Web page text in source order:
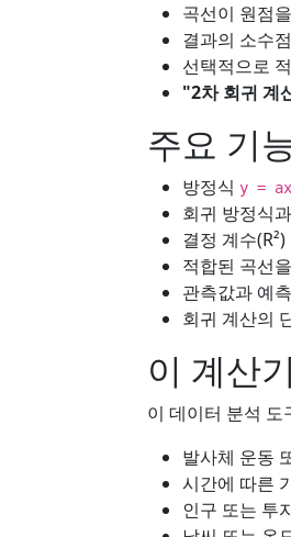
곡선이 원점
결과의 소수
선택적으로
"2차 회귀 계
주요 기
방정식 y =
회귀 방정식
결정 계수
적합된 곡선
관측값과 예
회귀 계산의
이 계산
이 데이터 분석
발사체 운동
시간에 따른
인구 또는 투